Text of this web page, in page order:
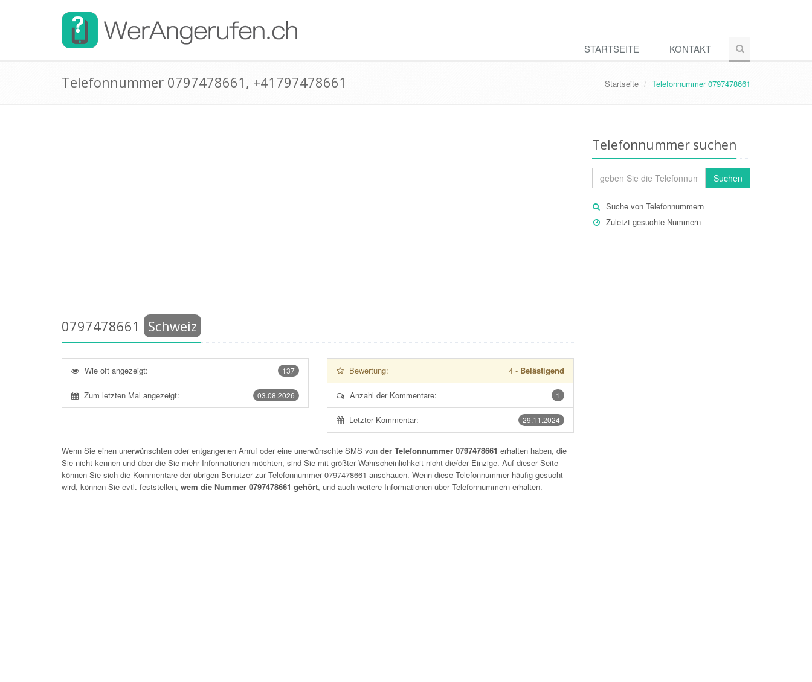
STARTSEITE KONTAKT
Telefonnummer 0797478661, +41797478661 Startseite Telefonnummer 0797478661
0797478661 Schweiz
137
Wie oft angezeigt:
03.08.2026
Zum letzten Mal angezeigt:
Bewertung: 4- Belästigend
1
Anzahl der Kommentare:
29.11.2024
Letzter Kommentar:
Wenn Sie einen unerwünschten oder entgangenen Anruf oder eine unerwünschte SMS von der Telefonnummer 0797478661 erhalten haben, die
Sie nicht kennen und über die Sie mehr Informationen möchten, sind Sie mit größter Wahrscheinlichkeit nicht die/der Einzige. Auf dieser Seite
können Sie sich die Kommentare der übrigen Benutzer zur Telefonnummer0797478661 anschauen. Wenn diese Telefonnummer häufig gesucht
wird, können Sie evtl. feststellen, wem die Nummer 0797478661 gehört, und auch weitere Informationen über Telefonnummern erhalten.
Telefonnummer suchen
Suchen
Suche von Telefonnummern
Zuletzt gesuchte Nummern